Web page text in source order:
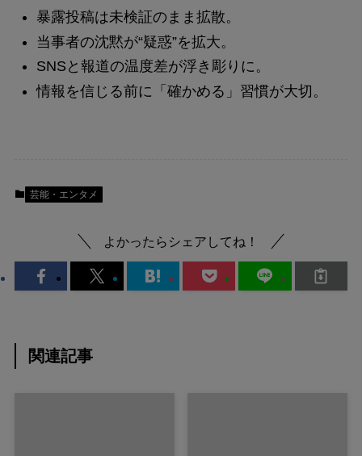
暴露投稿は未検証のまま拡散。
当事者の沈黙が“疑惑”を拡大。
SNSと報道の温度差が浮き彫りに。
情報を信じる前に「確かめる」習慣が大切。
芸能・エンタメ
よかったらシェアしてね！
関連記事